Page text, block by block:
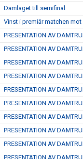
Damlaget till semifinal
Vinst i premiär matchen mot
PRESENTATION AV
PRESENTATION AV
PRESENTATION AV
PRESENTATION AV
PRESENTATION AV
PRESENTATION AV
PRESENTATION AV
PRESENTATION AV
PRESENTATION AV
PRESENTATION AV